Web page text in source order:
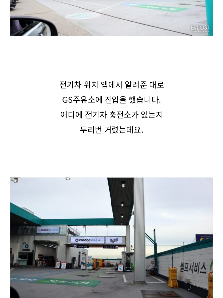
전기차 위치 앱에서 알려준 대로
GS주유소에 진입을 했습니다.
어디에 전기차 충전소가 있는지
두리번 거렸는데요.